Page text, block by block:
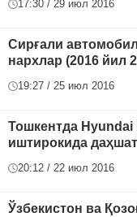
17:30 / 29 июл 2016
Сирғали
нархлар (2016 йил
19:27 / 25 июл 2016
Тошкентда
иштирокида
20:12 / 22 июл 2016
Ўзбекистон ва